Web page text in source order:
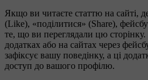
Якщо ви читаєте статтю на сайті,
(Like), «поділитися» (Share),
те, що ви переглядали цю
додатках або на сайтах через
зафіксує вашу поведінку, а ці
доступ до вашого профілю.